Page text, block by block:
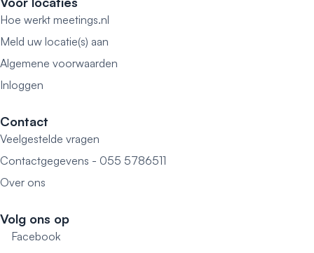
Hoe werkt meetings.nl
Meld uw locatie(s) aan
Algemene voorwaarden
Inloggen
Contact
Veelgestelde vragen
Contactgegevens - 055 5786511
Over ons
Volg ons op
Facebook